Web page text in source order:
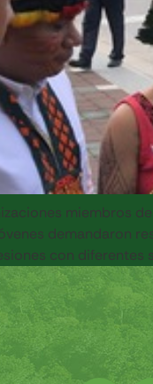
miembros
demandaron
con